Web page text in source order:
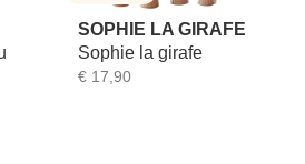
JANOD
Boite à Meuh ou Bêêh
€